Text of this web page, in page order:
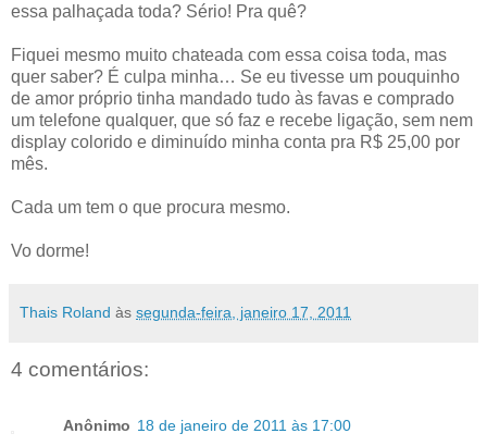
essa palhaçada toda? Sério! Pra quê?
Fiquei mesmo muito chateada com essa coisa toda, mas
quer saber? É culpa minha… Se eu tivesse um pouquinho
de amor próprio tinha mandado tudo às favas e comprado
um telefone qualquer, que só faz e recebe ligação, sem nem
display colorido e diminuído minha conta pra R$ 25,00 por
mês.
Cada um tem o que procura mesmo.
Vo dorme!
Thais Roland às segunda-feira, janeiro 17, 2011
4 comentários:
Anônimo 18 de janeiro de 2011 às 17:00